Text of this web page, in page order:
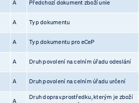
A Předchozí dokument zboží unie
A Typ dokumentu
A Typ dokumentu pro eCeP
A Druh povolení na celním úřadu odeslání
A Druh povolení na celním úřadu určení
A
Druh doprav.prostředku, kterým je zboží